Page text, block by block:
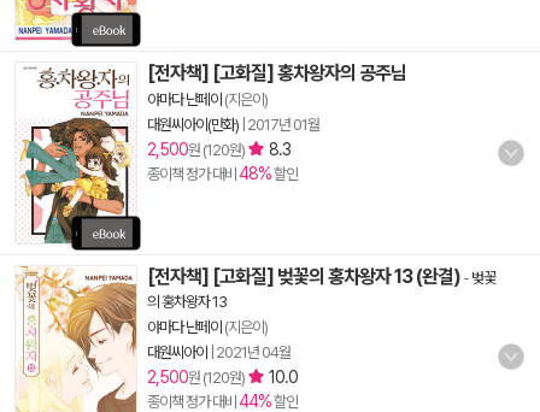
[전자책] [고화질] 홍차왕자의 공주님
야마다 난페이 (지은이)
대원씨아이(만화) 2017년 01월
2,500원 (120원) 8.3
종이책 정가 대비 48%할인
[전자책] [고화질] 벚꽃의 홍차왕자 13 (완결) - 벚꽃
의 홍차왕자 13
야마다 난페이 (지은이)
대원씨아이
2021년 04월
2,500원 (120원) 10.0
종이책 정가 대비 44%할인